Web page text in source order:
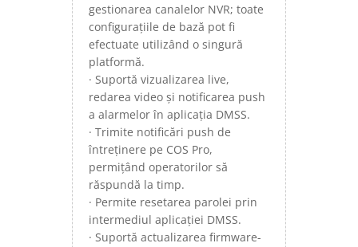
gestionarea canalelor NVR; toate
configurațiile de bază pot fi
efectuate utilizând o singură
platformă.
· Suportă vizualizarea live,
redarea video și notificarea push
a alarmelor în aplicația DMSS.
· Trimite notificări push de
întreținere pe COS Pro,
permițând operatorilor să
răspundă la timp.
· Permite resetarea parolei prin
intermediul aplicației DMSS.
· Suportă actualizarea firmware-